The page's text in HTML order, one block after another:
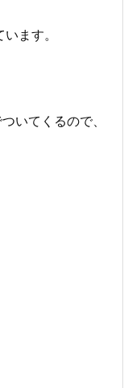
ます。
いてくるので、